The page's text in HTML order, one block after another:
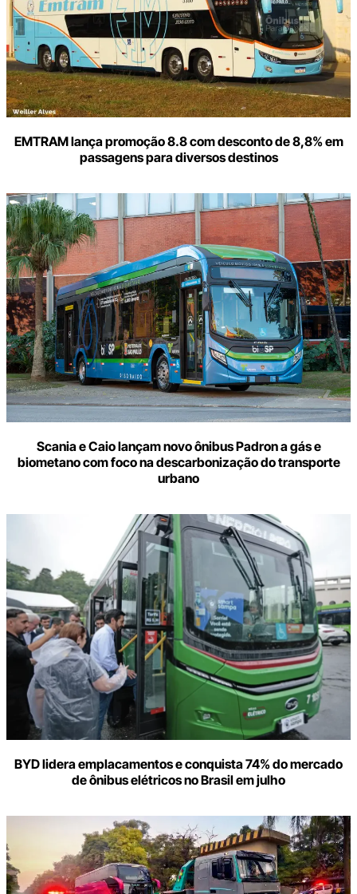
EMTRAM lança promoção 8.8 com desconto de 8,8% em
passagens para diversos destinos
Scania e Caio lançam novo ônibus Padron a gás e
biometano com foco na descarbonização do transporte
urbano
BYD lidera emplacamentos e conquista 74% do mercado
de ônibus elétricos no Brasil em julho